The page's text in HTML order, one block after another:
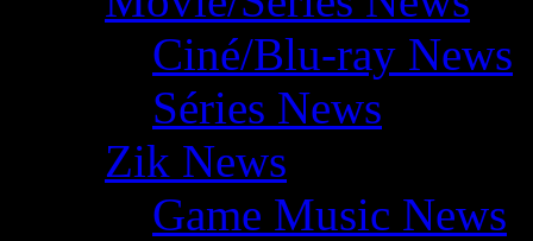
Ciné/Blu-ray News
Séries News
Zik News
Game Music News